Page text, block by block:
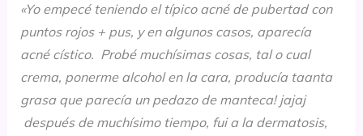
«Yo empecé teniendo el típico acné de pubertad con
puntos rojos + pus, y en algunos casos, aparecía
acné cístico. Probé muchísimas cosas, tal o cual
crema, ponerme alcohol en la cara, producía taanta
grasa que parecía un pedazo de manteca! jajaj
después de muchísimo tiempo, fui a la dermatosis,